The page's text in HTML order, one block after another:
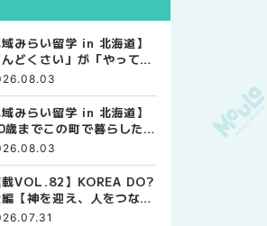
域みらい留学 in 北海道】
んどくさい」が「やってみ
に変わった。 十勝の風
な高校生活
域みらい留学 in 北海道】
歳までこの町で暮らした
標津高校で踏み出した、
載VOL.82】KOREA DO?
【神を迎え、人をつなぐ
― 江陵端午祭 】